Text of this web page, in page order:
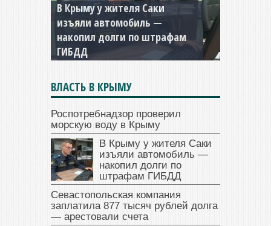
В Крыму у жителя Саки
изъяли автомобиль —
накопил долги по штрафам
ГИБДД
ВЛАСТЬ В КРЫМУ
Роспотребнадзор проверил
морскую воду в Крыму
В Крыму у жителя Саки
изъяли автомобиль —
накопил долги по
штрафам ГИБДД
Севастопольская компания
заплатила 877 тысяч рублей долга
— арестовали счета